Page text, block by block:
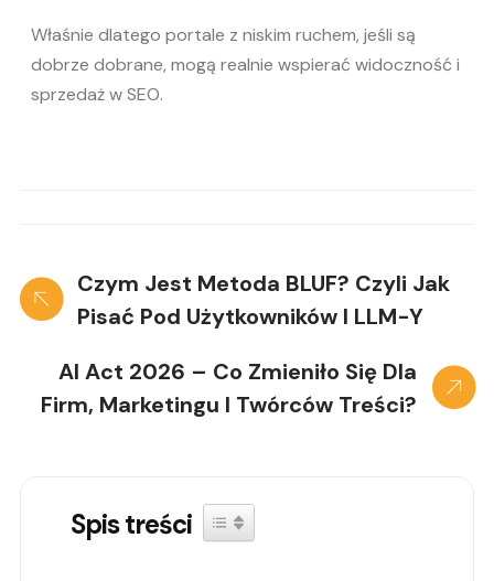
Właśnie dlatego portale z niskim ruchem, jeśli są
dobrze dobrane, mogą realnie wspierać widoczność i
sprzedaż w SEO.
Czym Jest Metoda BLUF? Czyli Jak
Pisać Pod Użytkowników I LLM-Y
AI Act 2026 – Co Zmieniło Się Dla
Firm, Marketingu I Twórców Treści?
Spis treści Toggle Table of Content